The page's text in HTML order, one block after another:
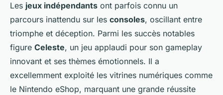
Les jeux indépendants ont parfois connu un
parcours inattendu sur les consoles, oscillant entre
triomphe et déception. Parmi les succès notables
figure Celeste, un jeu applaudi pour son gameplay
innovant et ses thèmes émotionnels. Il a
excellemment exploité les vitrines numériques comme
le Nintendo eShop, marquant une grande réussite